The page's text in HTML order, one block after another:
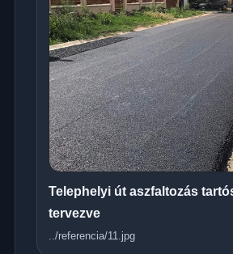
Telephelyi út aszfaltozás
tervezve
../referencia/11.jpg